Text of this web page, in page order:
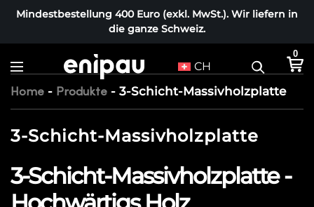
Mindestbestellung 400 Euro (exkl. MwSt.). Wir liefern in
die ganze Schweiz.
CH
0
Home - Produkte - 3-Schicht-Massivholzplatte
3-Schicht-Massivholzplatte
3-Schicht-Massivholzplatte -